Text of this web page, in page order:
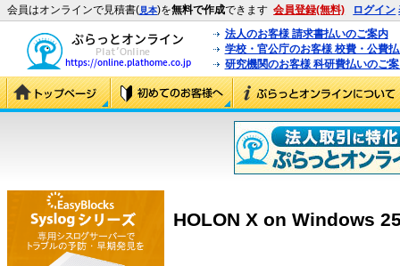
会員はオンラインで見積書(見本)を無料で作成できます 会員登録(無料) ログイン
法人のお客様 請求書払いのご案内
学校・官公庁のお客様 校費・公費
研究機関のお客様 科研費払いのご
HOLON X on Windows